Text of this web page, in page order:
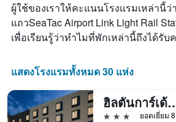
ผู้ใช้ของเราให้คะแนนโรงแรมเหล่านี้
แถวSeaTac Airport Link Light Rail
เพื่อเรียนรู้ว่าทำไมที่พักเหล่านี้ถึงได้รั
แสดงโรงแรมทั้งหมด 30 แห่ง
ฮิลตันการ์เด้นอิ
3 ดาว
ยอดเยี่ยม